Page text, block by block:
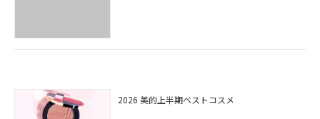
2026 美的上半期ベストコスメ